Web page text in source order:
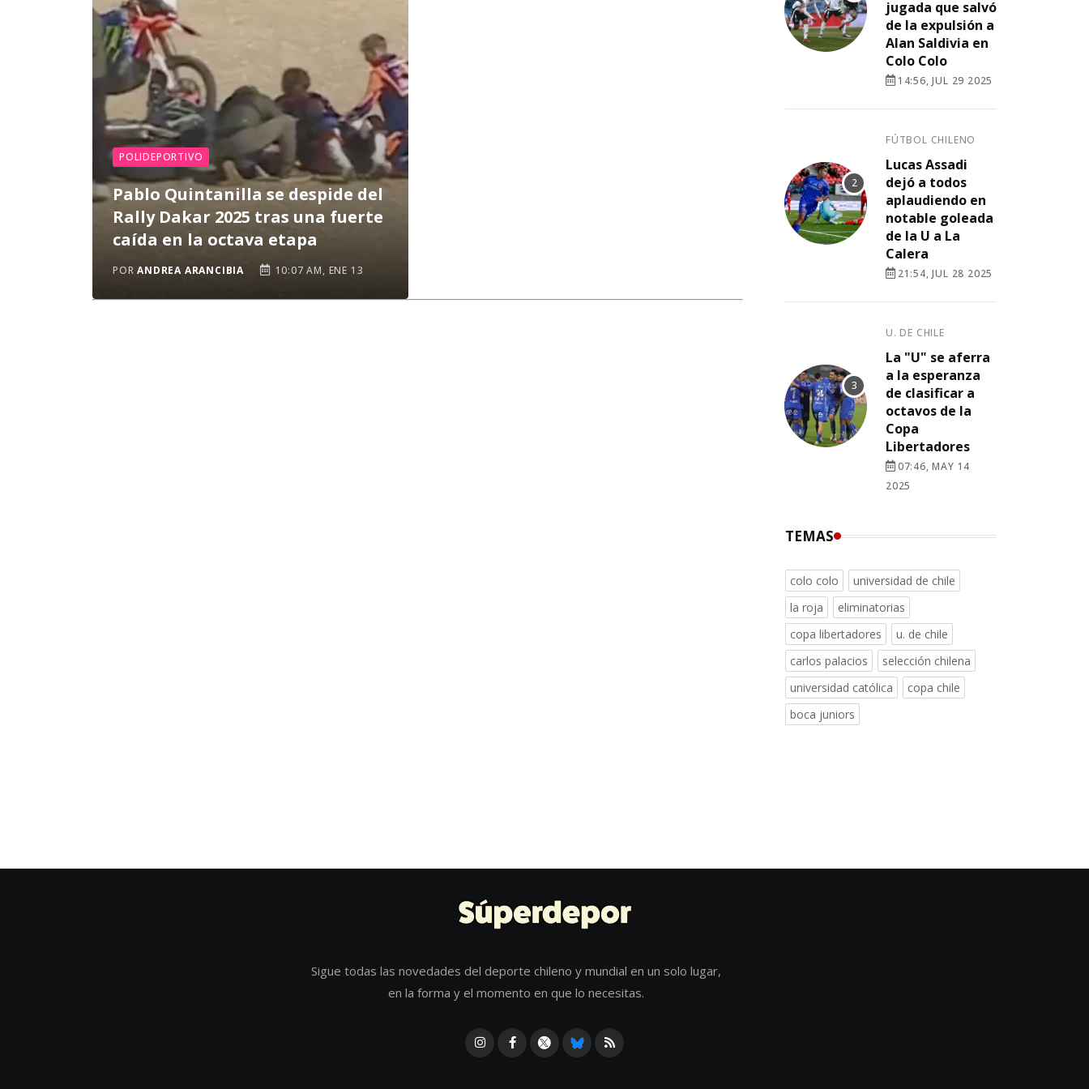
POLIDEPORTIVO
Pablo Quintanilla se despide del
Rally Dakar 2025 tras una fuerte
caída en la octava etapa
PORANDREA ARANCIBIA 10:07 AM, ENE 13
jugada que salvó
de la expulsión a
Alan Saldivia en
Colo Colo
14:56, JUL 29 2025
FÚTBOL CHILENO
Lucas Assadi
dejó a todos
aplaudiendo en
notable goleada
de la U a La
Calera
21:54, JUL 28 2025
U. DE CHILE
La "U" se aferra
a la esperanza
de clasificar a
octavos de la
Copa
Libertadores
07:46, MAY 14
2025
TEMAS
colo colo
universidad de chile
la roja
eliminatorias
copa libertadores
u. de chile
carlos palacios
selección chilena
universidad católica
copa chile
boca juniors
Sigue todas las novedades del deporte chileno y mundial en un solo lugar,
en la forma y el momento en que lo necesitas.